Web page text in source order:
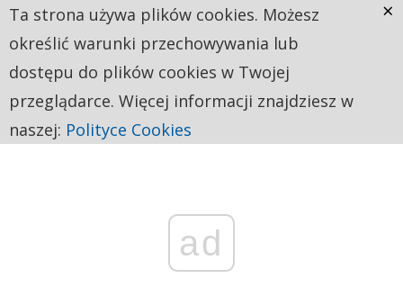
ad
Ta strona używa plików cookies. Możesz
określić warunki przechowywania lub
dostępu do plików cookies w Twojej
przeglądarce. Więcej informacji znajdziesz w
naszej: Polityce Cookies
×